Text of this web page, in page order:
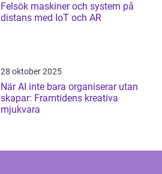
Felsök maskiner och system på
distans med IoT och AR
28 oktober 2025
När AI inte bara organiserar utan
skapar: Framtidens kreativa
mjukvara